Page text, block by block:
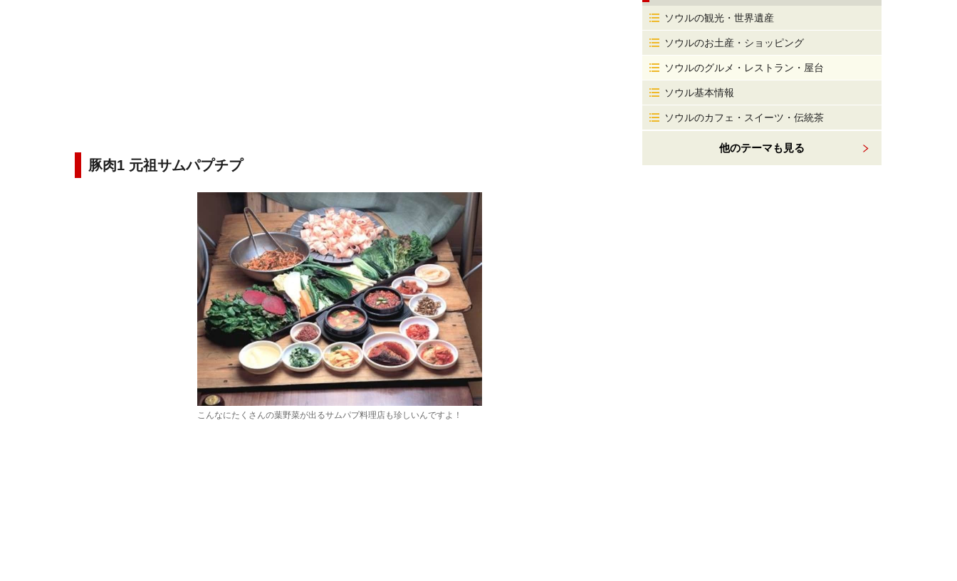
豚肉1 元祖サムパプチプ
こんなにたくさんの葉野菜が出るサムパプ料理店も珍しいんですよ！
ソウルの観光・世界遺産
ソウルのお土産・ショッピング
ソウルのグルメ・レストラン・屋台
ソウル基本情報
ソウルのカフェ・スイーツ・伝統茶
他のテーマも見る